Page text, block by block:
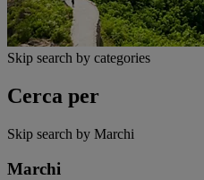
Skip search by categories
Cerca per
Skip search by Marchi
Marchi